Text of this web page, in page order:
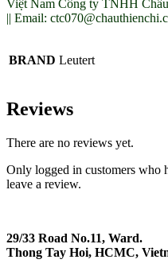
Việt Nam Công ty TNHH
|| Email:
BRAND Leutert
Reviews
There are no reviews yet.
Only logged in customers who
leave a review.
29/33 Road No.11, Ward.
Thong Tay Hoi, HCMC,